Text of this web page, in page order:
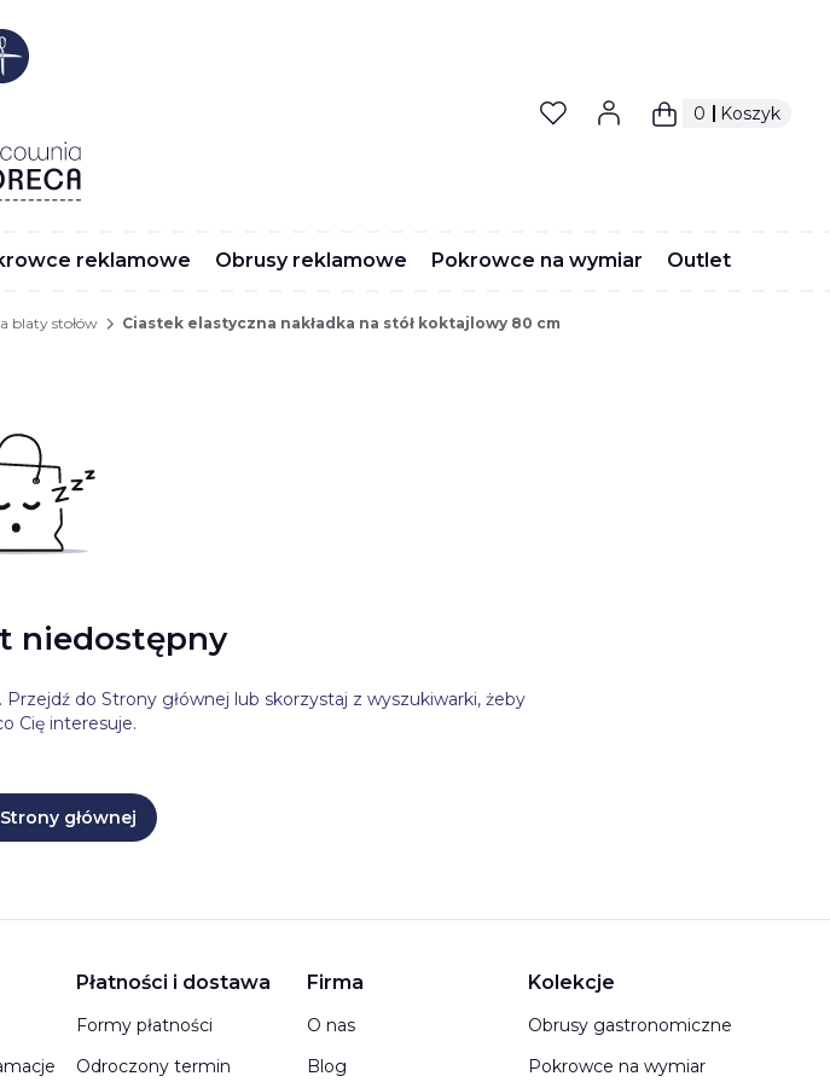
Produkty w
Koszyk
reklamowe Obrusy reklamowe Pokrowce na wymiar Outlet
blaty stołów Ciastek elastyczna nakładka na stół koktajlowy 80 cm
niedostępny
do Strony głównej lub skorzystaj z wyszukiwarki, żeby
Cię interesuje.
głównej
Płatności i dostawa
Formy płatności
Odroczony termin
Firma
O nas
Blog
Kolekcje
Obrusy gastronomiczne
Pokrowce na wymiar